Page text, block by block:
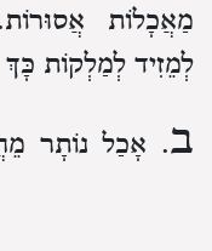
מַאֲכָלוֹת
לְמֵזִיד לְמַלְקוֹת
ב. אָכַל נוֹתָר